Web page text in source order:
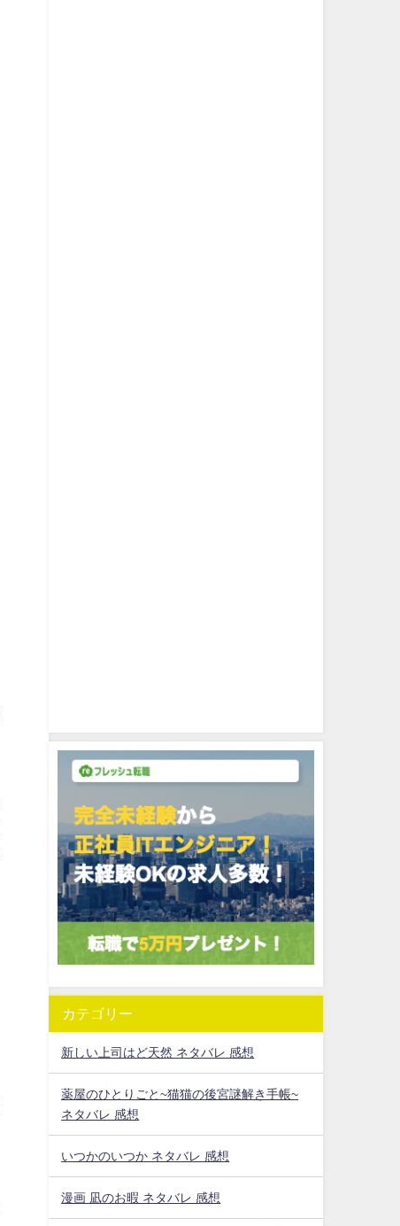
カテゴリー
新しい上司はど天然 ネタバレ 感想
薬屋のひとりごと~猫猫の後宮謎解き手帳~
ネタバレ 感想
いつかのいつか ネタバレ 感想
漫画 凪のお暇 ネタバレ 感想